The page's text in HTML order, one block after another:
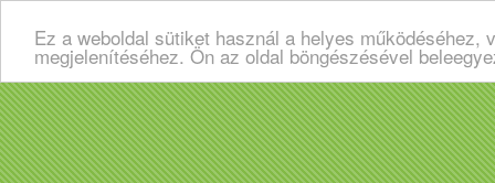
Ez a weboldal sütiket használ a helyes
megjelenítéséhez. Ön az oldal böngészésével